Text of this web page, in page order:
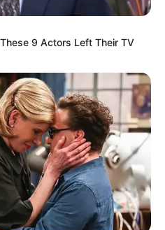
und Nadelbäumen,
Blumen, Sträuchern,
Verweilen, historischen
die durch breite Wege,
Teich mit Wasserpflanzen
wird. Informationen unter
wolfsgarten park.htm
- Die Höchster
1746 von Johann
Friedrich von Löwenfinck
als kurfürstlich-
gegründet. Sie ist
9 Actors Left Their TV